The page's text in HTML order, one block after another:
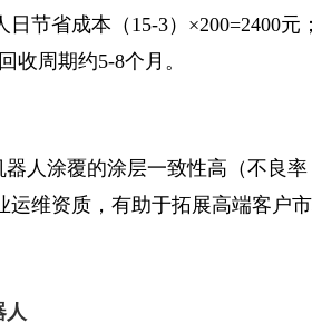
日节省成本（15-3）×200=2400
收周期约5-8个月。
器人涂覆的涂层一致性高（不良
运维资质，有助于拓展高端客户市
人